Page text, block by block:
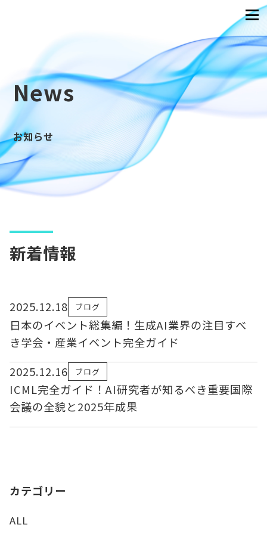
News
お知らせ
新着情報
2025.12.18 ブログ
日本のイベント総集編！生成AI業界の注目すべ
き学会・産業イベント完全ガイド
2025.12.16
ブログ
ICML完全ガイド！AI研究者が知るべき重要国際
会議の全貌と2025年成果
カテゴリー
ALL